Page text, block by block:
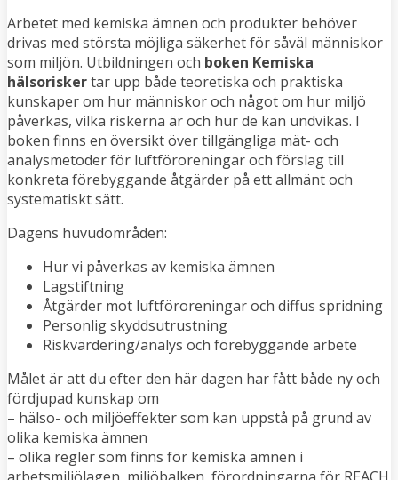
Arbetet med kemiska ämnen och produkter behöver
drivas med största möjliga säkerhet för såväl människor
som miljön. Utbildningen och boken Kemiska
hälsoriskertar upp både teoretiska och praktiska
kunskaper om hur människor och något om hur miljö
påverkas, vilka riskerna är och hur de kan undvikas. I
boken finns en översikt över tillgängliga mät- och
analysmetoder för luftföroreningar och förslag till
konkreta förebyggande åtgärder på ett allmänt och
systematiskt sätt.
Dagens huvudområden:
Hur vi påverkas av kemiska ämnen
Lagstiftning
Åtgärder mot luftföroreningar och diffus spridning
Personlig skyddsutrustning
Riskvärdering/analys och förebyggande arbete
Målet är att du efter den här dagen har fått både ny och
fördjupad kunskap om
– hälso- och miljöeffekter som kan uppstå på grund av
olika kemiska ämnen
– olika regler som finns för kemiska ämnen i